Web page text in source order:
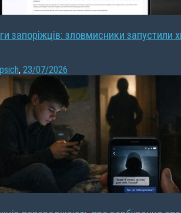
запоріжців: зловмисники запустили
, 23/07/2026